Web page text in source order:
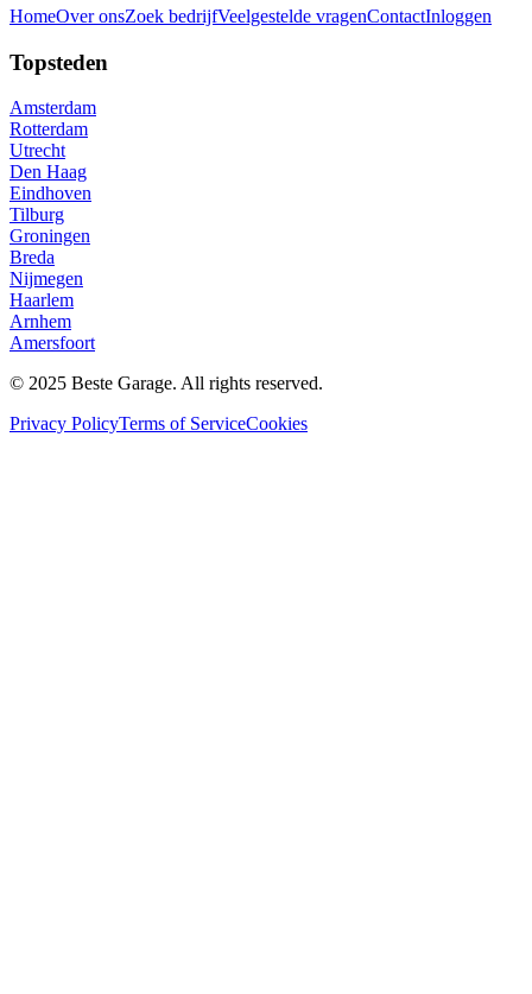
HomeOver onsZoek bedrijfVeelgestelde vragenContactInloggen
Topsteden
Amsterdam
Rotterdam
Utrecht
Den Haag
Eindhoven
Tilburg
Groningen
Breda
Nijmegen
Haarlem
Arnhem
Amersfoort
© 2025 Beste Garage. All rights reserved.
Privacy PolicyTerms of ServiceCookies